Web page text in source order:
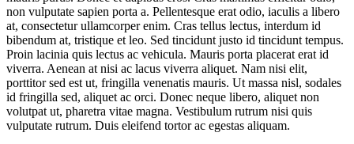
non vulputate sapien porta a. Pellentesque erat odio, iaculis a libero
at, consectetur ullamcorper enim. Cras tellus lectus, interdum id
bibendum at, tristique et leo. Sed tincidunt justo id tincidunt tempus.
Proin lacinia quis lectus ac vehicula. Mauris porta placerat erat id
viverra. Aenean at nisi ac lacus viverra aliquet. Nam nisi elit,
porttitor sed est ut, fringilla venenatis mauris. Ut massa nisl, sodales
id fringilla sed, aliquet ac orci. Donec neque libero, aliquet non
volutpat ut, pharetra vitae magna. Vestibulum rutrum nisi quis
vulputate rutrum. Duis eleifend tortor ac egestas aliquam.